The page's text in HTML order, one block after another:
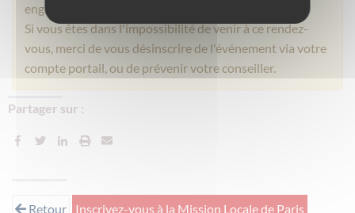
engagé.e à y participer.
Si vous êtes dans l'impossibilité de venir à ce rendez-
vous, merci de vous désinscrire de l'événement via votre
compte portail, ou de prévenir votre conseiller.
Retour Inscrivez-vous à la Mission Locale de Paris
Partager sur :